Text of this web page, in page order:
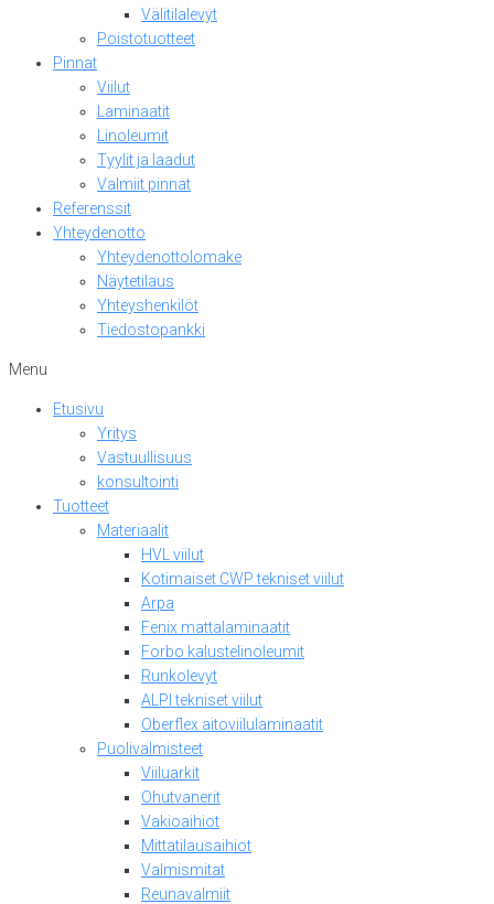
Välitilalevyt
Poistotuotteet
Pinnat
Viilut
Laminaatit
Linoleumit
Tyylit ja laadut
Valmiit pinnat
Referenssit
Yhteydenotto
Yhteydenottolomake
Näytetilaus
Yhteyshenkilöt
Tiedostopankki
Menu
Etusivu
Yritys
Vastuullisuus
konsultointi
Tuotteet
Materiaalit
HVL viilut
Kotimaiset CWP tekniset viilut
Arpa
Fenix mattalaminaatit
Forbo kalustelinoleumit
Runkolevyt
ALPI tekniset viilut
Oberflex aitoviilulaminaatit
Puolivalmisteet
Viiluarkit
Ohutvanerit
Vakioaihiot
Mittatilausaihiot
Valmismitat
Reunavalmiit